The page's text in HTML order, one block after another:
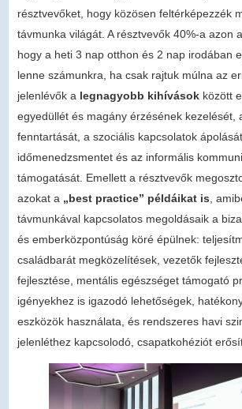
résztvevőket, hogy közösen feltérképezzék
távmunka világát. A résztvevők 40%-a azon
hogy a heti 3 nap otthon és 2 nap irodában
lenne számunkra, ha csak rajtuk múlna az
jelenlévők a legnagyobb kihívásokközött
egyedüllét és magány érzésének kezelését,
fenntartását, a szociális kapcsolatok
időmenedzsmentet és az informális
támogatását. Emellett a résztvevők
azokat a „best practice” példáikat is ,
távmunkával kapcsolatos megoldásaik a
és emberközpontúság köré épülnek:
családbarát megközelítések, vezetők
fejlesztése, mentális egészséget támogató
igényekhez is igazodó lehetőségek,
eszközök használata, és rendszeres havi
jelenléthez kapcsolodó, csapatkohéziót